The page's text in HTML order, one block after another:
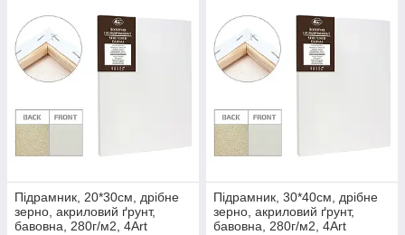
Підрамник, 20*30см, дрібне
зерно, акриловий ґрунт,
бавовна, 280г/м2, 4Art
Підрамник, 30*40см, дрібне
зерно, акриловий ґрунт,
бавовна, 280г/м2, 4Art